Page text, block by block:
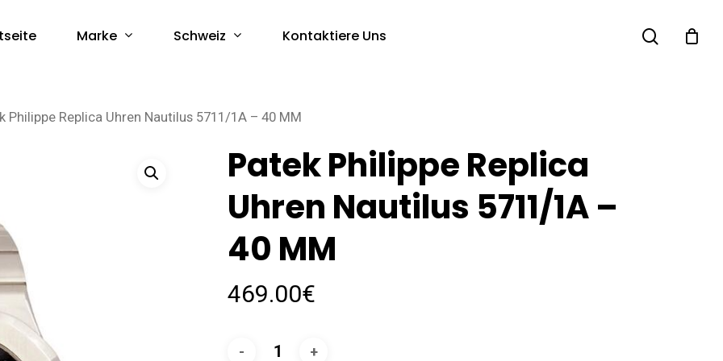
Marke Schweiz Kontaktiere Uns search
Philippe Replica Uhren Nautilus 5711/1A – 40 MM
Patek Philippe Replica
Uhren Nautilus 5711/1A –
40 MM
469.00€